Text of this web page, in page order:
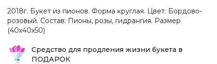
2018г. Букет из пионов. Форма круглая. Цвет: Бордово-
розовый. Состав: Пионы, розы, гидрангия. Размер
(40х40х50)
Средство для продления жизни букета в
ПОДАРОК